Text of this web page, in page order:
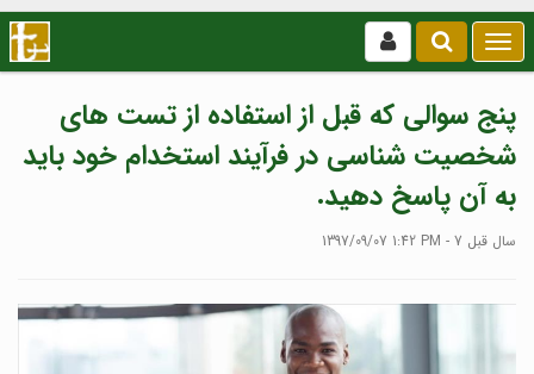
بازکردن
/
منو
پنج سوالی که قبل از استفاده از تست های
شخصیت شناسی در فرآیند استخدام خود باید
به آن پاسخ دهید.
1397/09/07 1:42 PM - 7 سال قبل